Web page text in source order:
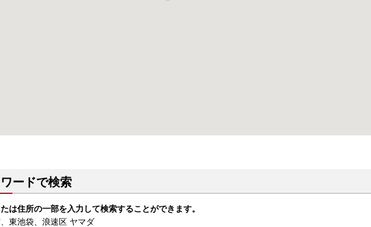
ードで検索
は住所の一部を入力して検索することができます。
東池袋、浪速区 ヤマダ